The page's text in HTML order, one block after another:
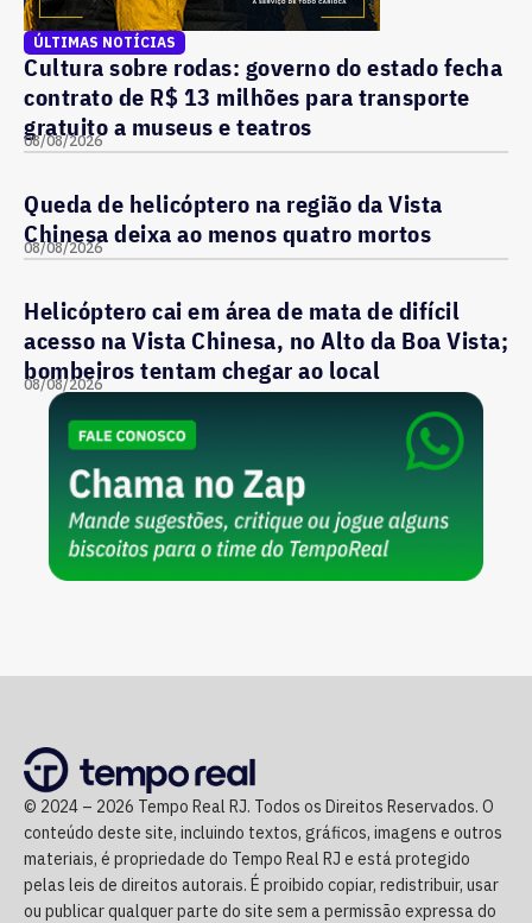
ÚLTIMAS NOTÍCIAS
Cultura sobre rodas: governo do estado fecha
contrato de R$ 13 milhões para transporte
gratuito a museus e teatros
08/08/2026
Queda de helicóptero na região da Vista
Chinesa deixa ao menos quatro mortos
08/08/2026
Helicóptero cai em área de mata de difícil
acesso na Vista Chinesa, no Alto da Boa Vista;
bombeiros tentam chegar ao local
08/08/2026
© 2024 – 2026 Tempo Real RJ. Todos os Direitos Reservados. O
conteúdo deste site, incluindo textos, gráficos, imagens e outros
materiais, é propriedade do Tempo Real RJ e está protegido
pelas leis de direitos autorais. É proibido copiar, redistribuir, usar
ou publicar qualquer parte do site sem a permissão expressa do